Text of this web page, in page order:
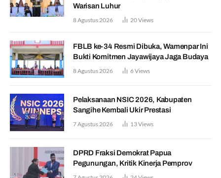
Warisan Luhur
8 Agustus 2026 20Views
FBLB ke-34 Resmi Dibuka, Wamenpar Ini
Bukti Komitmen Jayawijaya Jaga Budaya
8 Agustus 2026 6Views
Pelaksanaan NSIC 2026, Kabupaten
Sangihe Kembali Ukir Prestasi
7 Agustus 2026 13Views
DPRD Fraksi Demokrat Papua
Pegunungan, Kritik Kinerja Pemprov